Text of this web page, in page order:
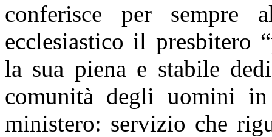
conferisce per sempre
ecclesiastico il presbitero
la sua piena e stabile
comunità degli uomini
ministero: servizio che